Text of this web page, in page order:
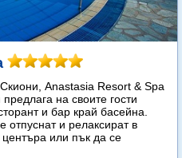
Anastasia Resort & Spa
на своите гости
и бар край басейна.
отпуснат и релаксират в
центъра или пък да се